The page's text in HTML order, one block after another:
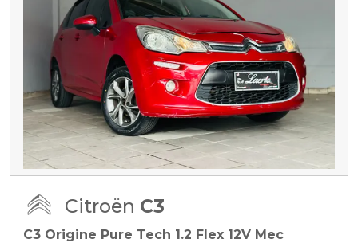
Citroën C3
C3 Origine Pure Tech 1.2 Flex 12V Mec